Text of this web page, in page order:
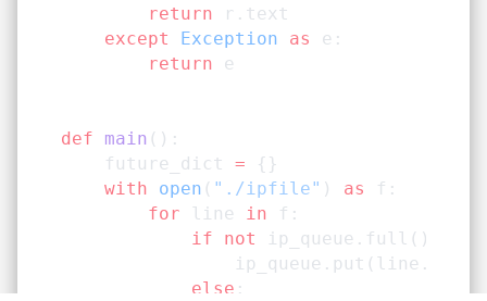
        return
r.text
    except
Exception as
e:
        return
e
def main ():
    future_dict
= {}
    with
open ( "./ipfile" ) as
f:
        for
line in f:
            if
not
ip_queue.full():
            else
: